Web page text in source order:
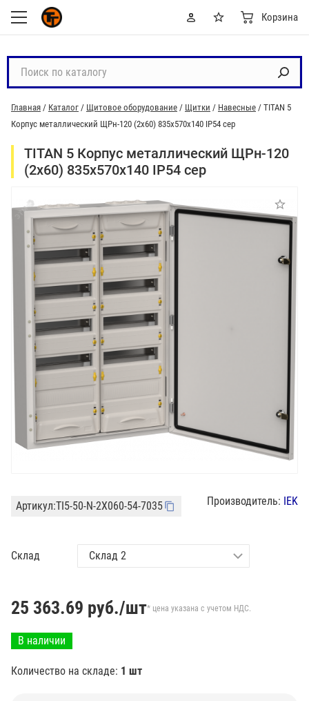
Корзина
с
к
п
к
Главная / Каталог / Щитовое оборудование / Щитки / Навесные / TITAN 5
Корпус металлический ЩРн-120 (2х60) 835х570х140 IP54 сер
TITAN 5 Корпус металлический ЩРн-120
(2х60) 835х570х140 IP54 сер
Артикул:TI5-50-N-2X060-54-7035 Производитель: IEK
Склад
25 363.69 руб./шт* цена указана с учетом НДС.
В наличии
Количество на складе: 1 шт